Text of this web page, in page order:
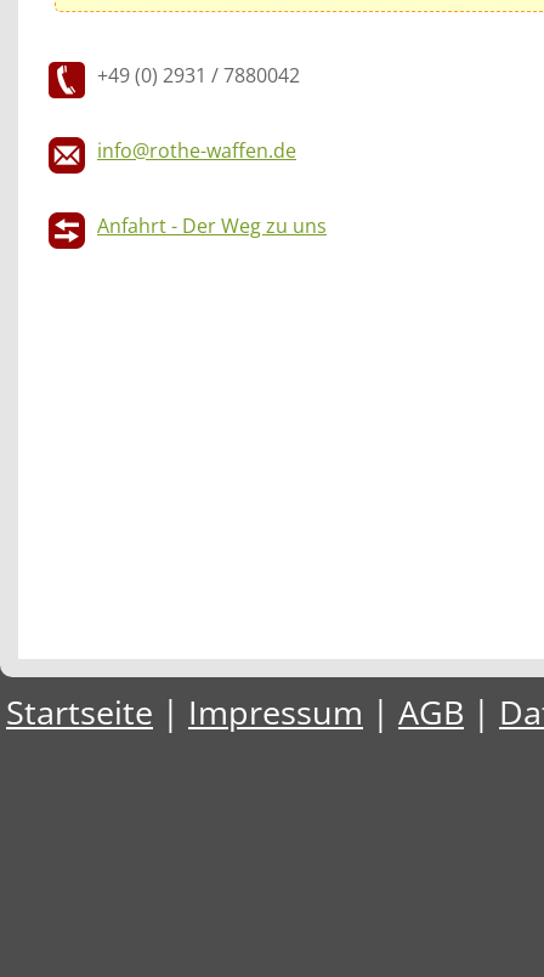
+49 (0) 2931 / 7880042
info@rothe-waffen.de
Anfahrt - Der Weg zu uns
Startseite | Impressum | AGB |